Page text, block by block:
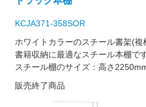
KCJA371-358SOR
ホワイトカラーのスチール書架(複
書籍収納に最適なスチール本棚で
スチール棚のサイズ：高さ
販売終了商品